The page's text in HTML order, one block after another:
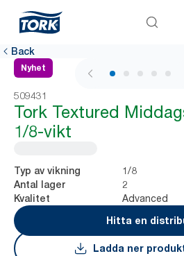
Back
Nyhet
1 / 6
509431
Tork Textured
1/8-vikt
Typ av vikning 1/8
Antal lager 2
Kvalitet
Advanced
Hitta en
Ladda ner